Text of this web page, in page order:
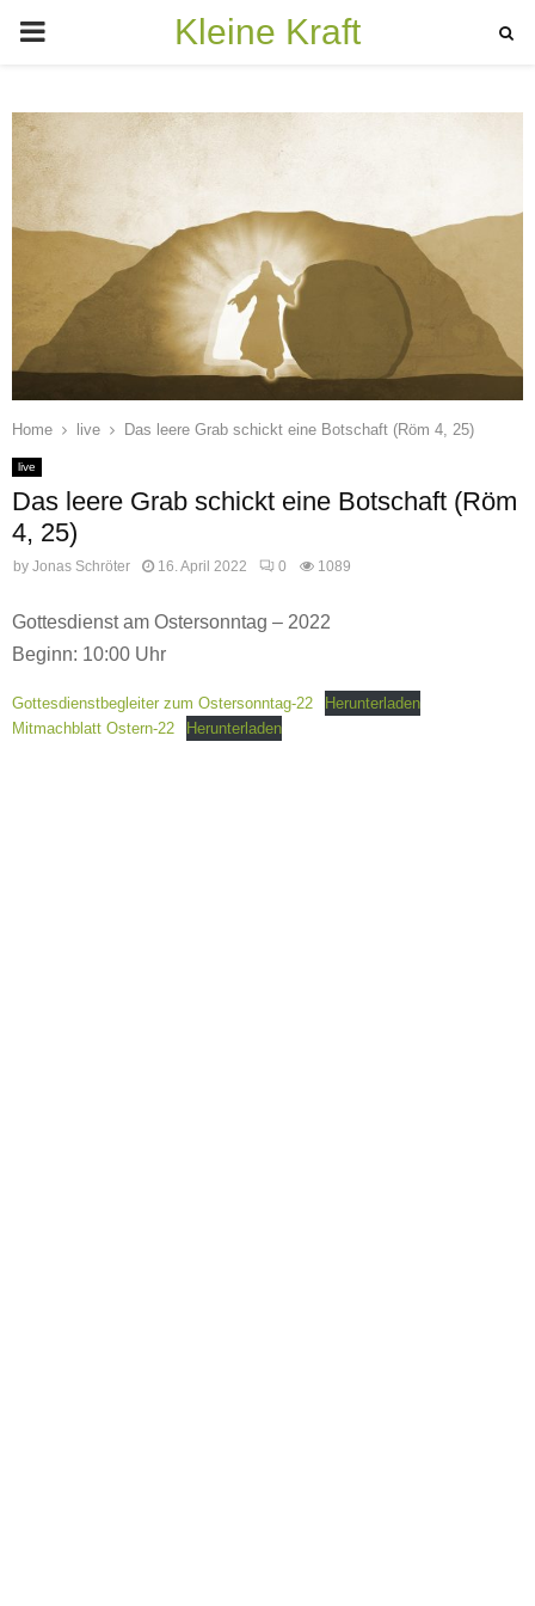
PRIMARY
Kleine Kraft
Home live Das leere Grab schickt eine Botschaft (Röm 4, 25)
live
Das leere Grab schickt eine Botschaft (Röm
4, 25)
by Jonas Schröter 16. April 2022 0 1089
Gottesdienst am Ostersonntag – 2022
Beginn: 10:00 Uhr
Gottesdienstbegleiter zum Ostersonntag-22
Herunterladen
Mitmachblatt Ostern-22
Herunterladen